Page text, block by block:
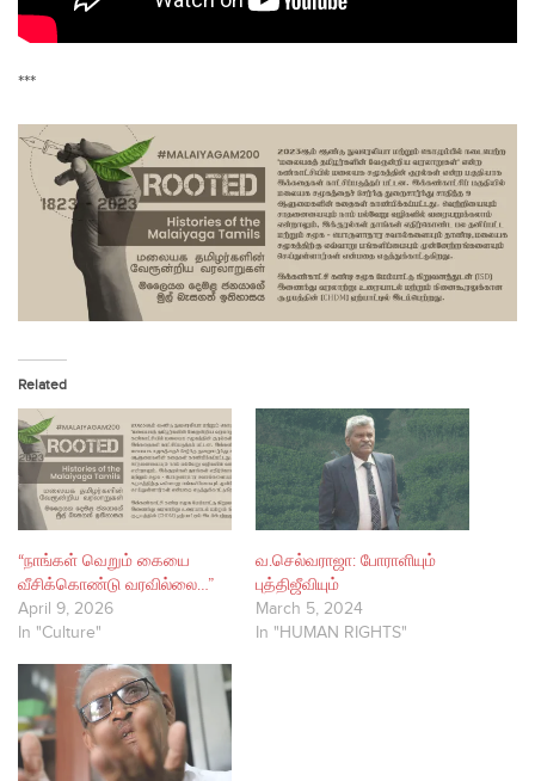
***
Related
“நாங்கள் வெறும் கையை
வீசிக்கொண்டு வரவில்லை…”
April 9, 2026
In "Culture"
வ.செல்வராஜா: போராளியும்
புத்திஜீவியும்
March 5, 2024
In "HUMAN RIGHTS"